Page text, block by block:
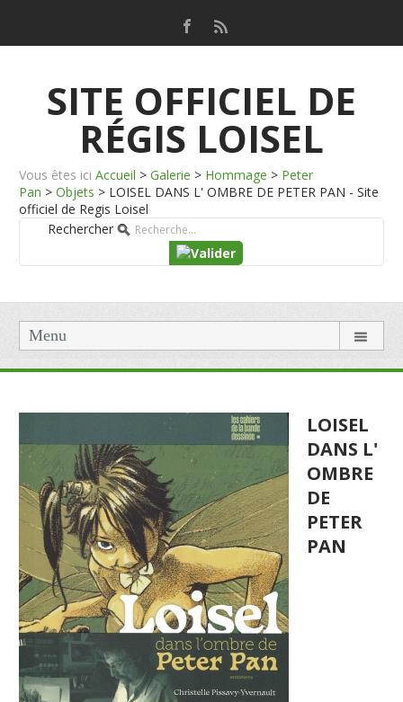
SITE OFFICIEL DE
RÉGIS LOISEL
Vous êtes ici Accueil > Galerie > Hommage > Peter
Pan > Objets > LOISEL DANS L' OMBRE DE PETER PAN - Site
officiel de Regis Loisel
Rechercher
Menu
LOISEL
DANS L'
OMBRE
DE
PETER
PAN